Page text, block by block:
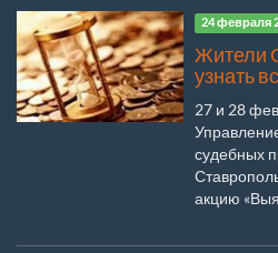
24 февраля
Жители
узнать
27 и 28
судебных
акцию